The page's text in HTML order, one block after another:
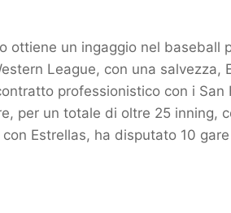
ottiene un ingaggio nel baseball
League, con una salvezza,
professionistico con i San
per un totale di oltre 25 inning,
Estrellas, ha disputato 10 gare